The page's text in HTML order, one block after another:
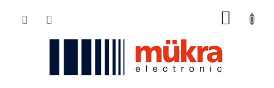
Inhalt